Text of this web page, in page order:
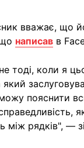
вважає, що
написав в
тоді, коли я
який
пояснити
між рядків", —